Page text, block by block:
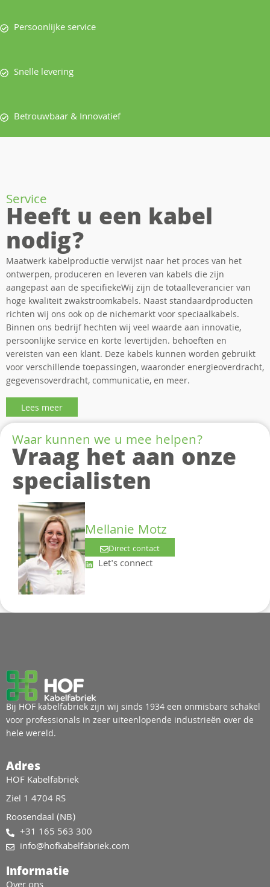
Persoonlijke service
Snelle levering
Betrouwbaar & Innovatief
Service
Heeft u een kabel
nodig?
Maatwerk kabelproductie verwijst naar het proces van het
ontwerpen, produceren en leveren van kabels die zijn
aangepast aan de specifiekeWij zijn de totaalleverancier van
hoge kwaliteit zwakstroomkabels. Naast standaardproducten
richten wij ons ook op de nichemarkt voor speciaalkabels.
Binnen ons bedrijf hechten wij veel waarde aan innovatie,
persoonlijke service en korte levertijden. behoeften en
vereisten van een klant. Deze kabels kunnen worden gebruikt
voor verschillende toepassingen, waaronder energieoverdracht,
gegevensoverdracht, communicatie, en meer.
Lees meer
Waar kunnen we u mee helpen?
Vraag het aan onze
specialisten
Mellanie Motz
Direct contact
Let's connect
Bij HOF kabelfabriek zijn wij sinds 1934 een onmisbare schakel
voor professionals in zeer uiteenlopende industrieën over de
hele wereld.
Adres
HOF Kabelfabriek
Ziel 1 4704 RS
Roosendaal (NB)
+31 165 563 300
info@hofkabelfabriek.com
Informatie